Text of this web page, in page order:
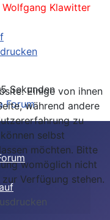
Wolfgang Klawitter
Sekunden
Forum
Einige von ihnen
während andere
zu
selbst
möchten. Bitte
womöglich nicht
Verfügung stehen.